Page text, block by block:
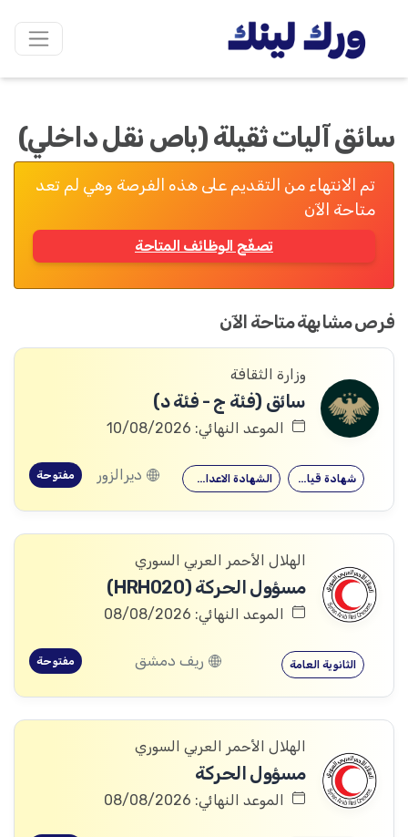
سائق آليات ثقيلة (باص نقل داخلي)
تم الانتهاء من التقديم على هذه الفرصة وهي لم تعد
متاحة الآن
تصفّح الوظائف المتاحة
فرص مشابهة متاحة الآن
وزارة الثقافة
سائق (فئة ج - فئة د)
الموعد النهائي: 10/08/2026
الشهادة الاعدادية شهادة قيادة ديرالزور مفتوحة
الهلال الأحمر العربي السوري
مسؤول الحركة (HRH020)
الموعد النهائي: 08/08/2026
الثانوية العامة ريف دمشق مفتوحة
الهلال الأحمر العربي السوري
مسؤول الحركة
الموعد النهائي: 08/08/2026